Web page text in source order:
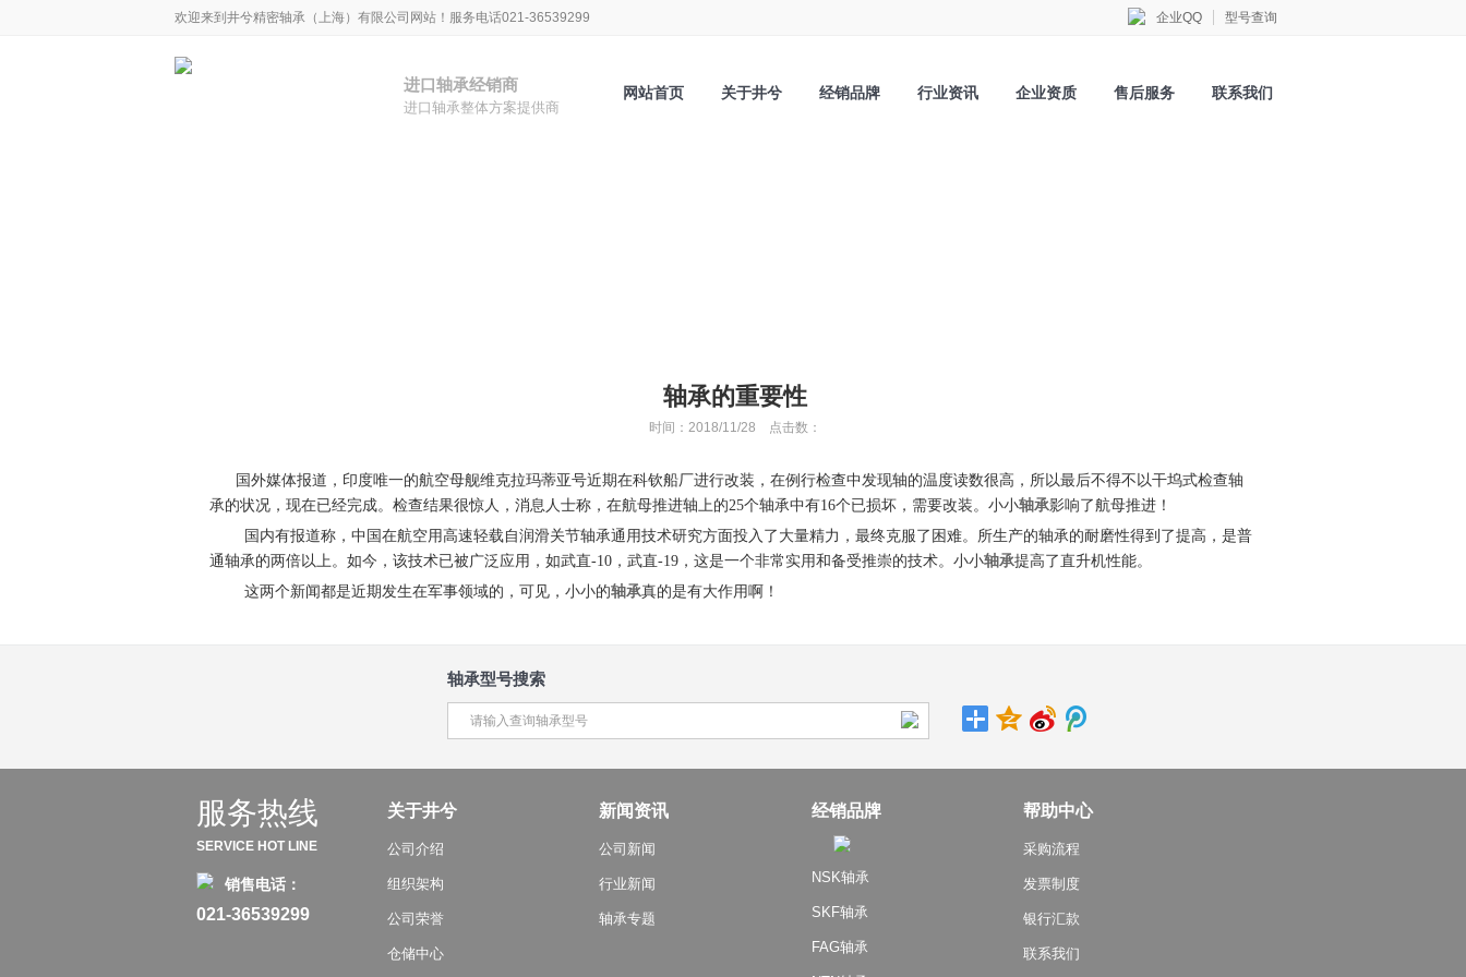
欢迎来到井兮精密轴承（上海）有限公司网站！服务电话021-36539299 企业QQ 型号查询
进口轴承经销商
进口轴承整体方案提供商
网站首页 关于井兮 经销品牌 行业资讯 企业资质 售后服务 联系我们
轴承的重要性
时间：2018/11/28 点击数：
国外媒体报道，印度唯一的航空母舰维克拉玛蒂亚号近期在科钦船厂进行改装，在例行检查中发现轴的温度读数很高，所以最后不得不以干坞式检查轴
承的状况，现在已经完成。检查结果很惊人，消息人士称，在航母推进轴上的25个轴承中有16个已损坏，需要改装。小小轴承影响了航母推进！
国内有报道称，中国在航空用高速轻载自润滑关节轴承通用技术研究方面投入了大量精力，最终克服了困难。所生产的轴承的耐磨性得到了提高，是普
通轴承的两倍以上。如今，该技术已被广泛应用，如武直-10，武直-19，这是一个非常实用和备受推崇的技术。小小轴承提高了直升机性能。
这两个新闻都是近期发生在军事领域的，可见，小小的轴承真的是有大作用啊！
轴承型号搜索
服务热线
SERVICE HOT LINE
销售电话：
021-36539299
关于井兮
公司介绍
组织架构
公司荣誉
仓储中心
新闻资讯
公司新闻
行业新闻
轴承专题
经销品牌
NSK轴承
SKF轴承
FAG轴承
帮助中心
采购流程
发票制度
银行汇款
联系我们